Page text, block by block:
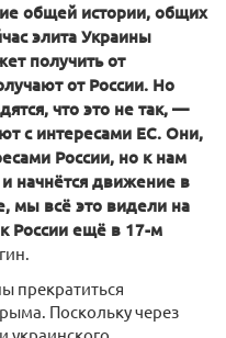
общей истории, общих
элита Украины
получить от
от России. Но
что это не так, —
с интересами ЕС. Они,
России, но к нам
начнётся движение в
мы всё это видели на
России ещё в 17-м
прекратиться
Поскольку через